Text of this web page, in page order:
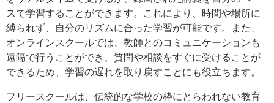
スで学習することができます。これにより、時間や場所に
縛られず、自分のリズムに合った学習が可能です。また、
オンラインスクールでは、教師とのコミュニケーションも
遠隔で行うことができ、質問や相談をすぐに受けることが
できるため、学習の遅れを取り戻すことにも役立ちます。
フリースクールは、伝統的な学校の枠にとらわれない教育